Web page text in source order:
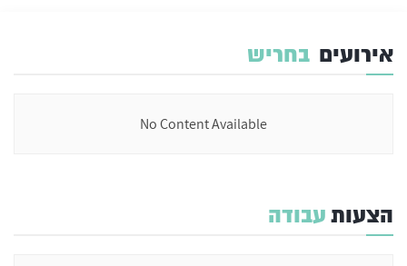
אירועים בחריש
No Content Available
הצעותעבודה